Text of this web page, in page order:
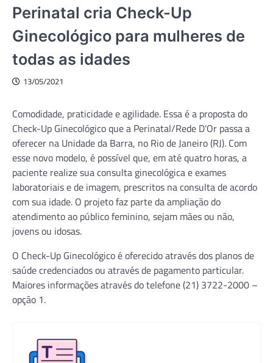
Perinatal cria Check-Up
Ginecológico para mulheres de
todas as idades
13/05/2021
Comodidade, praticidade e agilidade. Essa é a proposta do
Check-Up Ginecológico que a Perinatal/Rede D’Or passa a
oferecer na Unidade da Barra, no Rio de Janeiro (RJ). Com
esse novo modelo, é possível que, em até quatro horas, a
paciente realize sua consulta ginecológica e exames
laboratoriais e de imagem, prescritos na consulta de acordo
com sua idade. O projeto faz parte da ampliação do
atendimento ao público feminino, sejam mães ou não,
jovens ou idosas.
O Check-Up Ginecológico é oferecido através dos planos de
saúde credenciados ou através de pagamento particular.
Maiores informações através do telefone (21) 3722-2000 –
opção 1.